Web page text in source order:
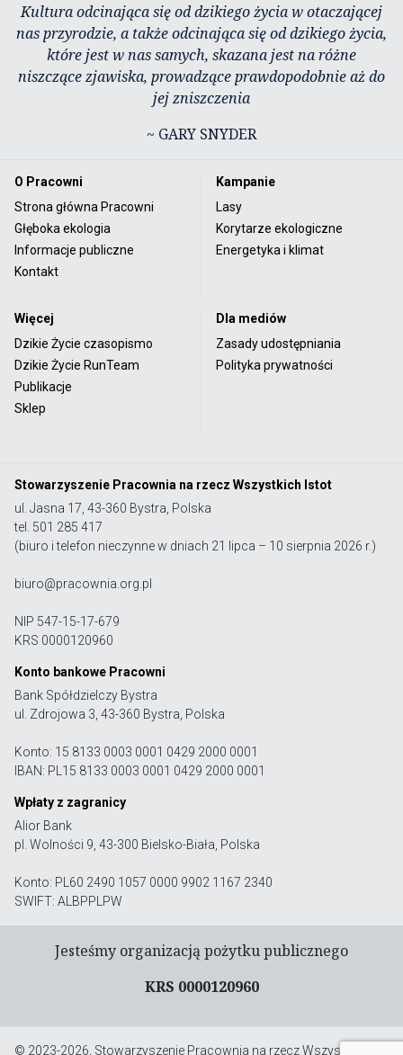
Kultura odcinająca się od dzikiego życia w otaczającej
nas przyrodzie, a także odcinająca się od dzikiego życia,
które jest w nas samych, skazana jest na różne
niszczące zjawiska, prowadzące prawdopodobnie aż do
jej zniszczenia
~ GARY SNYDER
O Pracowni
Strona główna Pracowni
Głęboka ekologia
Informacje publiczne
Kontakt
Kampanie
Lasy
Korytarze ekologiczne
Energetyka i klimat
Więcej
Dzikie Życie czasopismo
Dzikie Życie RunTeam
Publikacje
Sklep
Dla mediów
Zasady udostępniania
Polityka prywatności
Stowarzyszenie Pracownia na rzecz Wszystkich Istot
ul. Jasna 17, 43-360 Bystra, Polska
tel. 501 285 417
(biuro i telefon nieczynne w dniach 21 lipca – 10 sierpnia 2026 r.)
biuro@pracownia.org.pl
NIP 547-15-17-679
KRS 0000120960
Konto bankowe Pracowni
Bank Spółdzielczy Bystra
ul. Zdrojowa 3, 43-360 Bystra, Polska
Konto: 15 8133 0003 0001 0429 2000 0001
IBAN: PL15 8133 0003 0001 0429 2000 0001
Wpłaty z zagranicy
Alior Bank
pl. Wolności 9, 43-300 Bielsko-Biała, Polska
Konto: PL60 2490 1057 0000 9902 1167 2340
SWIFT: ALBPPLPW
Jesteśmy organizacją pożytku publicznego
KRS 0000120960
© 2023-2026, Stowarzyszenie Pracownia na rzecz Wszystkich